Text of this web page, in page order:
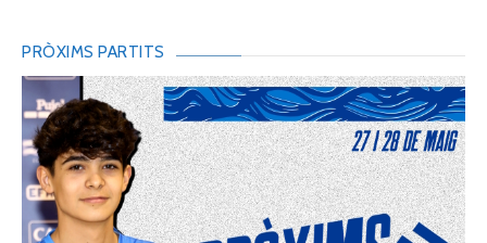
PRÒXIMS PARTITS